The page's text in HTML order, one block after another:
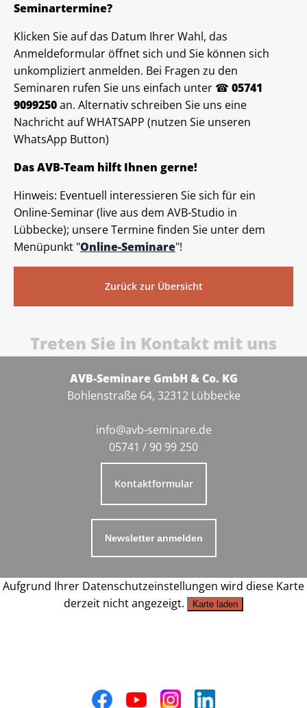
Seminartermine?
Klicken Sie auf das Datum Ihrer Wahl, das
Anmeldeformular öffnet sich und Sie können sich
unkompliziert anmelden. Bei Fragen zu den
Seminaren rufen Sie uns einfach unter ☎ 05741
9099250an. Alternativ schreiben Sie uns eine
Nachricht auf WHATSAPP (nutzen Sie unseren
WhatsApp Button)
Das AVB-Team hilft Ihnen gerne!
Hinweis: Eventuell interessieren Sie sich für ein
Online-Seminar (live aus dem AVB-Studio in
Lübbecke); unsere Termine finden Sie unter dem
Menüpunkt "Online-Seminare"!
Zurück zur Übersicht
Treten Sie in Kontakt mit uns
AVB-Seminare GmbH & Co. KG
Bohlenstraße 64, 32312 Lübbecke
info@avb-seminare.de
05741 / 90 99 250
Kontaktformular
Newsletter anmelden
Aufgrund Ihrer Datenschutzeinstellungen wird diese Karte
derzeit nicht angezeigt.
Karte laden